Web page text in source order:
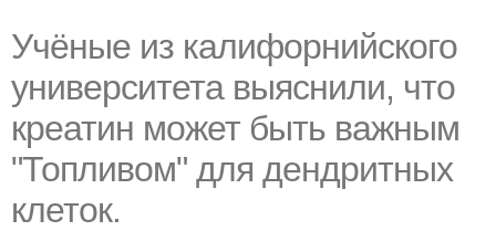
Учёные из калифорнийского
университета выяснили, что
креатин может быть важным
"Топливом" для дендритных
клеток.